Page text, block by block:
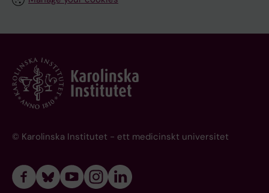
© Karolinska Institutet - ett medicinskt universitet